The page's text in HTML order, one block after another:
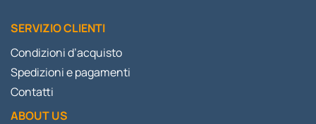
SERVIZIO CLIENTI
Condizioni d’acquisto
Spedizioni e pagamenti
Contatti
ABOUT US